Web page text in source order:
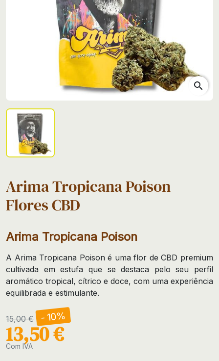
search
Arima Tropicana Poison
Flores CBD
Arima Tropicana Poison
A Arima Tropicana Poison é uma flor de CBD premium
cultivada em estufa que se destaca pelo seu perfil
aromático tropical, cítrico e doce, com uma experiência
equilibrada e estimulante.
15,00 € - 10%
13,50 €
Com IVA